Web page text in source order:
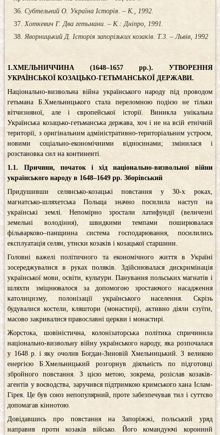
Субтельний О. Україна Історія. – К., 1992.
Хоткевич Г. Два гетьмани. – К.: Дніпро, 1991.
Яворницький Д. Історія запорізьких козаків. Т.3. – Львів, 1992
1.ХМЕЛЬНИЧЧИНА (1648–1657 рр.). УТВОРЕННЯ
УКРАЇНСЬКОЇ КОЗАЦЬКО-ГЕТЬМАНСЬКОЇ ДЕРЖАВИ.
Національно-визвольна війна українського народу під проводом
гетьмана Б.Хмельницького стала переломною подією не тільки
вітчизняної, але і європейської історії. Виникла унікальна
Українська козацько-гетьманська держава, хоч і не на всій етнічній
території, з оригінальним адміністративно-територіальним устроєм,
новими соціально-економічними відносинами; змінилася і
розстановка сил на континенті.
1.1. Причини, початок і хід національно-визвольної війни
українського народу в 1648–1649 рр. Зборівський
Придушивши селянсько-козацькі повстання у 30-х роках,
магнатсько-шляхетська Польща значно посилила наступ на
українські землі. Непомірно зростали латифундії (величезні
земельні володіння), швидкими темпами поширювалася
фільварково–панщинна система господарювання, посилились
експлуатація селян, утиски козаків і козацької старшини.
Головні важелі політичного та економічного життя в Україні
зосереджувалися в руках поляків. Здійснювалася дискримінація
української мови, освіти, культури. Панування польських магнатів і
шляхти зміцнювалося за допомогою зростаючого насадження
католицизму, полонізації українського населення. Скрізь
будувалися костели, кляштори (монастирі), активно діяли єзуїти,
масово закривалися православні церкви і монастирі.
Жорстока, шовіністична, колонізаторська політика спричинила
національно-визвольну війну українського народу, яка розпочалася
у 1648 р. і яку очолив Богдан-Зиновій Хмельницький. З великою
енергією Б.Хмельницький розгорнув діяльність по підготовці
збройного повстання. З цією метою, зокрема, розіслав козаків-
агентів у воєводства, заручився підтримкою кримського хана Іслам-
Гірея. Це був союз непопулярний, проте забезпечував тил і суттєво
допомагав кіннотою.
Довідавшись про повстання на Запоріжжі, польський уряд
направив проти козаків військо. Його командуючі коронний